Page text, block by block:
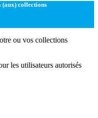
(aux) collections
ou vos collections
les utilisateurs autorisés